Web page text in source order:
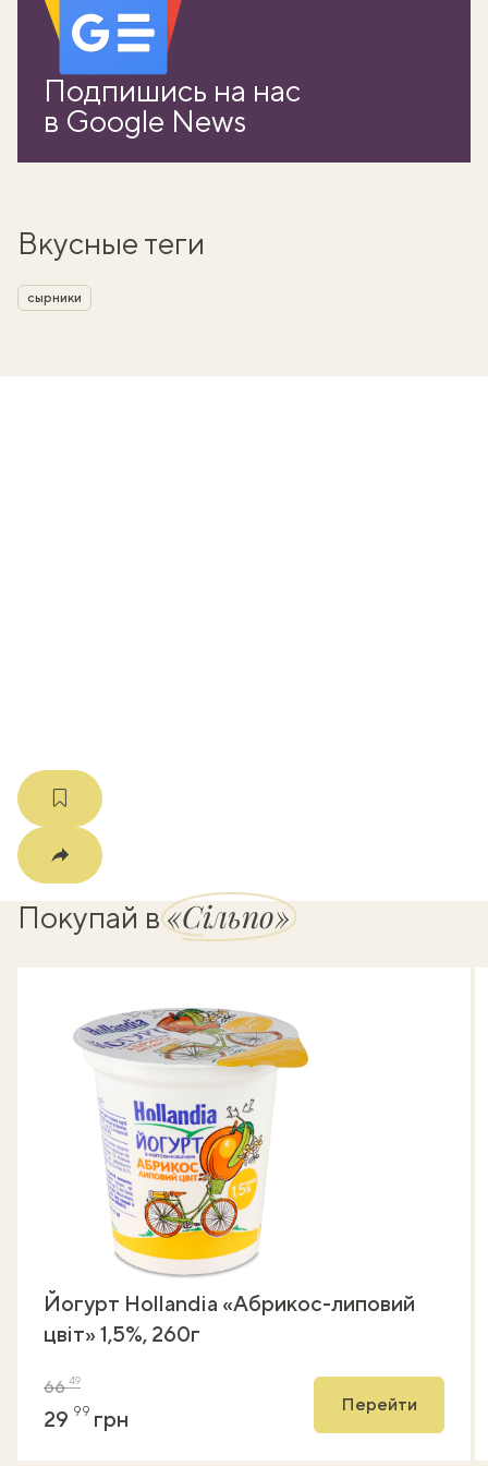
Подпишись на нас
в Google News
Вкусные теги
сырники
Покупай в«Сільпо»
Йогурт Hollandia «Абрикос-липовий
цвіт» 1,5%, 260г
6649
29 99 грн
Перейти